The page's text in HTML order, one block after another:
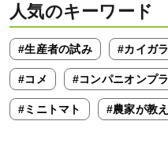
人気のキーワード
#生産者の試み #カイガ
#コメ #コンパニオンプ
#ミニトマト #農家が教